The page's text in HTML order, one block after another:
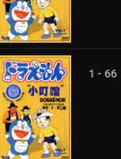
1 - 66